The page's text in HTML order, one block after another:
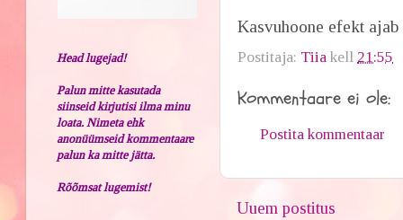
Kasvuhoone efekt
Postitaja: Tiia kell 21:55
Kommentaare ei ole:
Postita kommentaar
Uuem postitus
Head lugejad!
Palun mitte kasutada
siinseid kirjutisi ilma minu
loata. Nimeta ehk
anonüümseid kommentaare
palun ka mitte jätta.
Rõõmsat lugemist!